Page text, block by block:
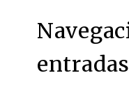
entradas